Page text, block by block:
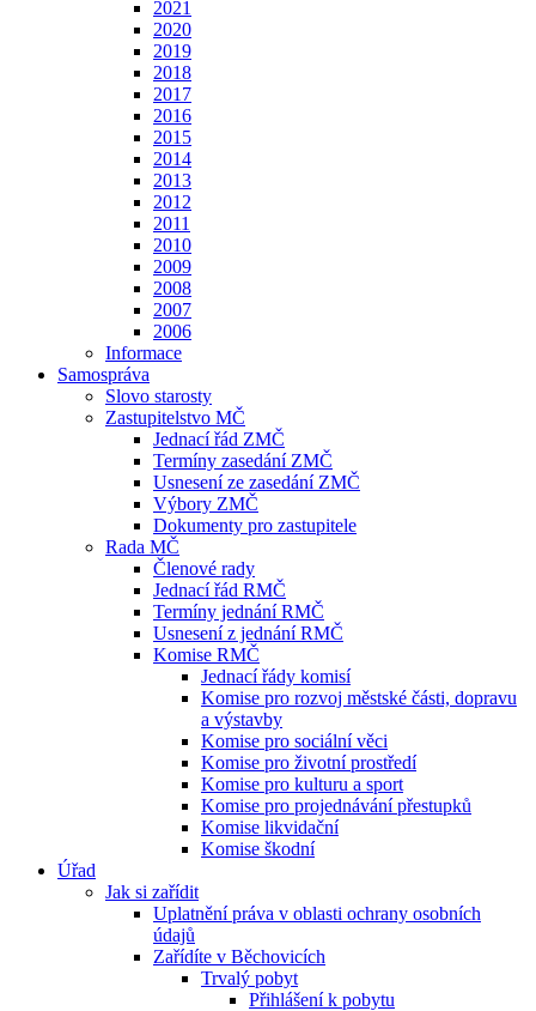
2021
2020
2019
2018
2017
2016
2015
2014
2013
2012
2011
2010
2009
2008
2007
2006
Informace
Samospráva
Slovo starosty
Zastupitelstvo MČ
Jednací řád ZMČ
Termíny zasedání ZMČ
Usnesení ze zasedání ZMČ
Výbory ZMČ
Dokumenty pro zastupitele
Rada MČ
Členové rady
Jednací řád RMČ
Termíny jednání RMČ
Usnesení z jednání RMČ
Komise RMČ
Jednací řády komisí
Komise pro rozvoj městské části, dopravu
a výstavby
Komise pro sociální věci
Komise pro životní prostředí
Komise pro kulturu a sport
Komise pro projednávání přestupků
Komise likvidační
Komise škodní
Úřad
Jak si zařídit
Uplatnění práva v oblasti ochrany osobních
údajů
Zařídíte v Běchovicích
Trvalý pobyt
Přihlášení k pobytu